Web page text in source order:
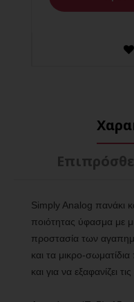
Simply Analog πανάκι
ποιότητας ύφασμα με
προστασία των
και τα μικρο-
και για να εξαφανίζει